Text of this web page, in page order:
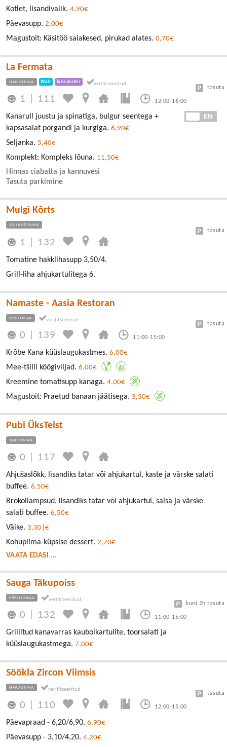
Kotlet, lisandivalik. 4,90€
Päevasupp. 2,00€
Magustoit: Käsitöö saiakesed, pirukad alates. 0,70€
La Fermata
HARJUMAA Wolt Toidukuller
1 111 12:00-16:00
tasuta
EN
Kanarull juustu ja spinatiga, bulgur seentega +
kapsasalat porgandi ja kurgiga. 6,90€
Seljanka. 5,40€
Komplekt: Kompleks lõuna. 11,50€
Hinnas ciabatta ja kannuvesi
Tasuta parkimine
Mulgi Kõrts
VILJANDIMAA
1 132
tasuta
Tomatine hakklihasupp 3,50/4.
Grill-liha ahjukartulitega 6.
Namaste - Aasia Restoran
VÕRUMAA
0 139 11:00-15:00
tasuta
Krõbe Kana küüslaugukastmes. 6,00€
Mee-tšilli köögiviljad. 6,00€
Kreemine tomatisupp kanaga. 4,00€
Magustoit: Praetud banaan jäätisega. 3,50€
Pubi ÜksTeist
TARTUMAA
0 117
Ahjušaslõkk, lisandiks tatar või ahjukartul, kaste ja värske salati
buffee. 6,50€
Brokoliampsud, lisandiks tatar või ahjukartul, salsa ja värske
salati buffee. 6,50€
Väike. 3,30|€
Kohupiima-küpsise dessert. 2,70€
VAATA EDASI ...
Sauga Täkupoiss
PÄRNUMAA
0 132 11:00-15:00
kuni 2h tasuta
Grillitud kanavarras kauboikartulite, toorsalati ja
küüslaugukastmega. 7,00€
Söökla Zircon Viimsis
HARJUMAA
0 110 12:00-15:00
tasuta
Päevapraad - 6,20/6,90. 6,90€
Päevasupp - 3,10/4,20. 4,20€